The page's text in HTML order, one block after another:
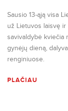
Sausio 13-ąją visa
už Lietuvos laisvę
savivaldybė kviečia
gynėjų dieną,
renginiuose.
PLAČIAU